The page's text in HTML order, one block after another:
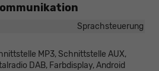
Sprachsteuerung
MP3, Schnittstelle AUX,
DAB, Farbdisplay, Android